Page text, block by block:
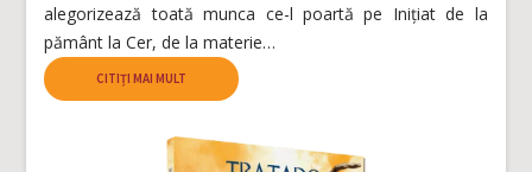
alegorizează toată munca ce-l poartă pe Inițiat de la
pământ la Cer, de la materie…
CITIȚI MAI MULT